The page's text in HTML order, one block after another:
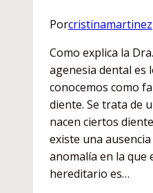
Porcristinamartinez
Como explica la
agenesia dental es
conocemos como
diente. Se trata de
nacen ciertos
existe una
anomalía en la que
hereditario es…